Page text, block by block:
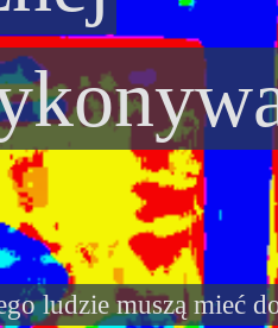
ludzie muszą mieć